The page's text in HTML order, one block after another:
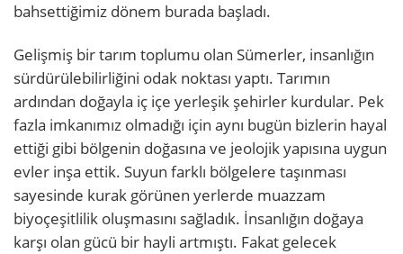
bahsettiğimiz dönem burada başladı.
Gelişmiş bir tarım toplumu olan Sümerler, insanlığın
sürdürülebilirliğini odak noktası yaptı. Tarımın
ardından doğayla iç içe yerleşik şehirler kurdular. Pek
fazla imkanımız olmadığı için aynı bugün bizlerin hayal
ettiği gibi bölgenin doğasına ve jeolojik yapısına uygun
evler inşa ettik. Suyun farklı bölgelere taşınması
sayesinde kurak görünen yerlerde muazzam
biyoçeşitlilik oluşmasını sağladık. İnsanlığın doğaya
karşı olan gücü bir hayli artmıştı. Fakat gelecek